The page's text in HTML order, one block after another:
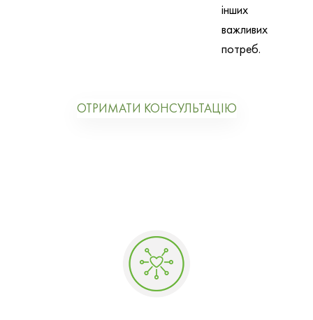
інших
важливих
потреб.
ОТРИМАТИ КОНСУЛЬТАЦІЮ